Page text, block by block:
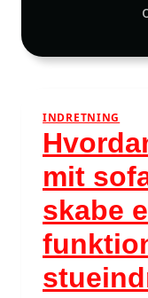
INDRETNING
mit
skabe